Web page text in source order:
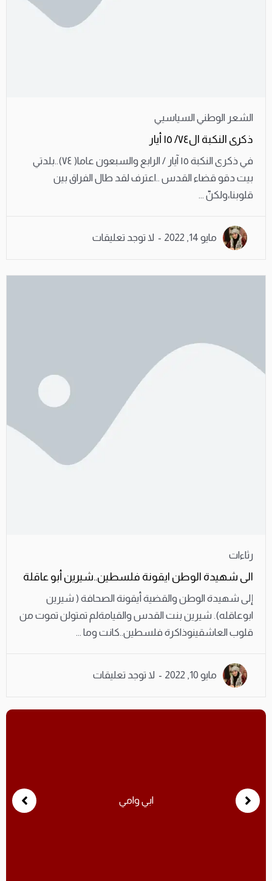
الشعر الوطني السياسيي
ذكرى النكبة ال٧٤/ ١٥ أيار
في ذكرى النكبة ١٥ آيار / الرابع والسبعون عاما( ٧٤)..بلدتي
بيت دقو قضاء القدس ..اعترف لقد طال الفراق بين
قلوبنا،ولكنّ ...
مايو 14, 2022 لا توجد تعليقات
رثاءات
الى شهيدة الوطن ايقونة فلسطين..شيرين أبو عاقلة
إلى شهيدة الوطن والقضية أيقونة الصحافة ( شيرين
ابوعاقله). شيرين بنت القدس والقيامةلم تمتولن تموت من
قلوب العاشقينوذاكرة فلسطين..كانت وما ...
مايو 10, 2022 لا توجد تعليقات
الشعر الوطني